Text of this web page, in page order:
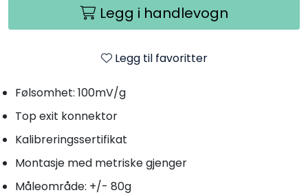
Legg i handlevogn
Legg til favoritter
Følsomhet: 100mV/g
Top exit konnektor
Kalibreringssertifikat
Montasje med metriske gjenger
Måleområde: +/- 80g